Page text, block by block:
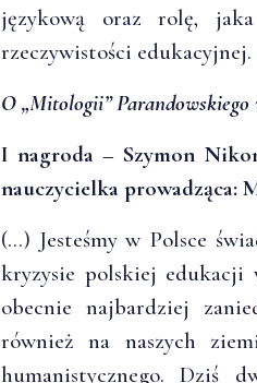
językową oraz rolę,
rzeczywistości edukacyjnej.
O „Mitologii” Parandowskiego
I nagroda – Szymon
nauczycielka prowadząca:
(…) Jesteśmy w Polsce
kryzysie polskiej edukacji
obecnie najbardziej
również na naszych
humanistycznego. Dziś